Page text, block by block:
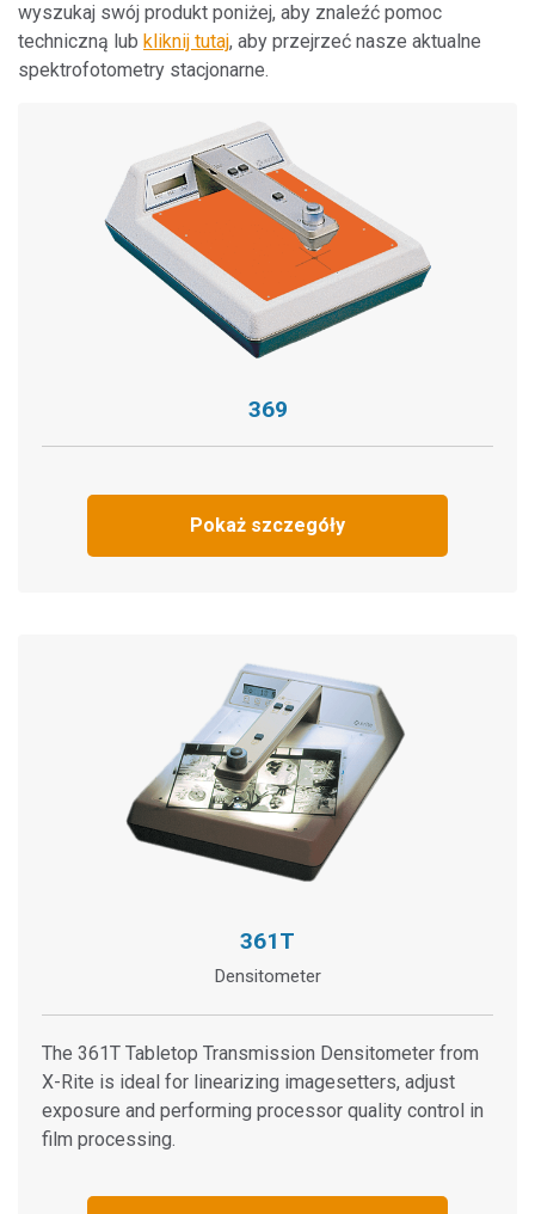
wyszukaj swój produkt poniżej, aby znaleźć pomoc
techniczną lub kliknij tutaj, aby przejrzeć nasze aktualne
spektrofotometry stacjonarne.
369
Pokaż szczegóły
361T
Densitometer
The 361T Tabletop Transmission Densitometer from
X-Rite is ideal for linearizing imagesetters, adjust
exposure and performing processor quality control in
film processing.